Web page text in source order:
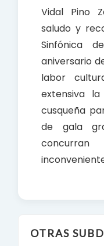
Vidal Pino
saludo y
Sinfónica
aniversario
labor
extensiva
cusqueña
de gala
OTRAS